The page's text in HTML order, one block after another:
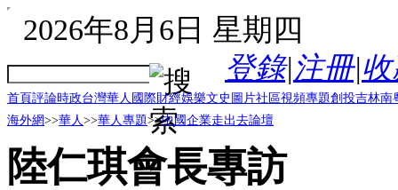
2026年8月6日 星期四
登錄|注冊|
首頁評論時政台灣華人 國際財經娛樂文史 圖片社區視頻專題創投吉林南
海外網>>華人>>華人專題>>中國企業走出去論壇
陸仁琪會長專訪